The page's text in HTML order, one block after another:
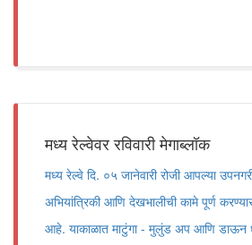
मध्य रेल्वेवर रविवारी मेगाब्लॉक
मध्य रेल्वे दि. ०५ जानेवारी रोजी आपल्या
अभियांत्रिकी आणि देखभालीची कामे पूर्ण
आहे. याकाळात माटुंगा - मुलुंड अप आणि डाऊन